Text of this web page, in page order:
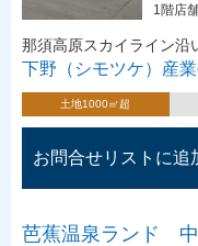
1階店
那須高原スカイライン沿
下野（シモツケ）産
土地1000㎡超
お問合せリストに追
芭蕉温泉ランド